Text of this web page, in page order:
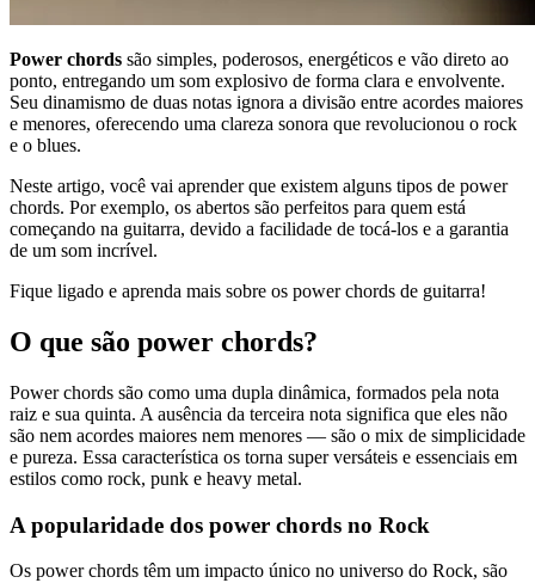
Power chords são simples, poderosos, energéticos e vão direto ao
ponto, entregando um som explosivo de forma clara e envolvente.
Seu dinamismo de duas notas ignora a divisão entre acordes maiores
e menores, oferecendo uma clareza sonora que revolucionou o rock
e o blues.
Neste artigo, você vai aprender que existem alguns tipos de power
chords. Por exemplo, os abertos são perfeitos para quem está
começando na guitarra, devido a facilidade de tocá-los e a garantia
de um som incrível.
Fique ligado e aprenda mais sobre os power chords de guitarra!
O que são power chords?
Power chords são como uma dupla dinâmica, formados pela nota
raiz e sua quinta. A ausência da terceira nota significa que eles não
são nem acordes maiores nem menores — são o mix de simplicidade
e pureza. Essa característica os torna super versáteis e essenciais em
estilos como rock, punk e heavy metal.
A popularidade dos power chords no Rock
Os power chords têm um impacto único no universo do Rock, são